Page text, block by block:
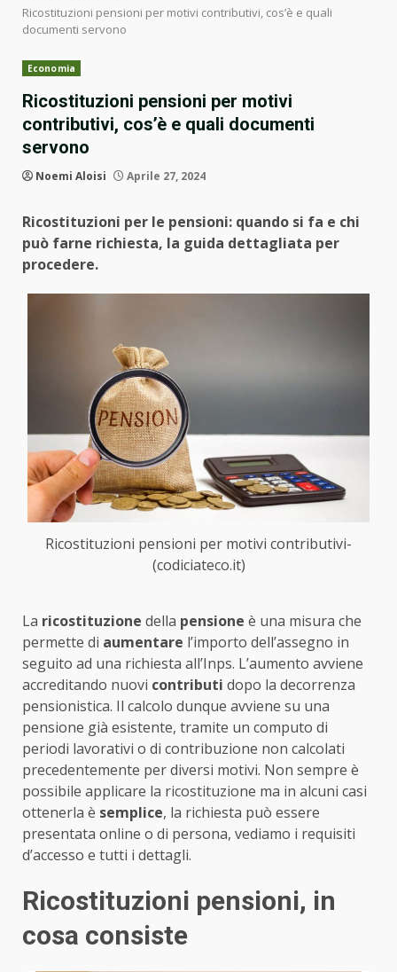
Ricostituzioni pensioni per motivi contributivi, cos’è e quali
documenti servono
Economia
Ricostituzioni pensioni per motivi
contributivi, cos’è e quali documenti
servono
Noemi Aloisi Aprile 27, 2024
Ricostituzioni per le pensioni: quando si fa e chi
può farne richiesta, la guida dettagliata per
procedere.
Ricostituzioni pensioni per motivi contributivi-
(codiciateco.it)
La ricostituzione della pensione è una misura che
permette di aumentare l’importo dell’assegno in
seguito ad una richiesta all’Inps. L’aumento avviene
accreditando nuovi contributi dopo la decorrenza
pensionistica. Il calcolo dunque avviene su una
pensione già esistente, tramite un computo di
periodi lavorativi o di contribuzione non calcolati
precedentemente per diversi motivi. Non sempre è
possibile applicare la ricostituzione ma in alcuni casi
ottenerla è semplice, la richiesta può essere
presentata online o di persona, vediamo i requisiti
d’accesso e tutti i dettagli.
Ricostituzioni pensioni, in
cosa consiste